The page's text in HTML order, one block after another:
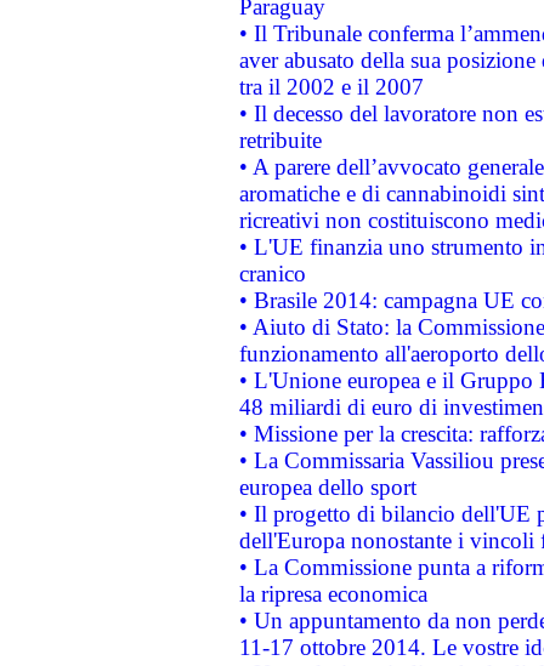
Paraguay
• Il Tribunale conferma
aver abusato della sua
tra il 2002 e il 2007
• Il decesso del lavoratore non
retribuite
• A parere dell’avvocato
aromatiche e di cannabinoidi
ricreativi non costituiscono
• L'UE finanzia uno strumento
cranico
• Brasile 2014: campagna UE
• Aiuto di Stato: la
funzionamento all'aeroporto
• L'Unione europea e il
48 miliardi di euro di
• Missione per la crescita:
• La Commissaria Vassiliou
europea dello sport
• Il progetto di bilancio dell'UE
dell'Europa nonostante i vincoli
• La Commissione punta a
la ripresa economica
• Un appuntamento da non
11-17 ottobre 2014. Le vostre